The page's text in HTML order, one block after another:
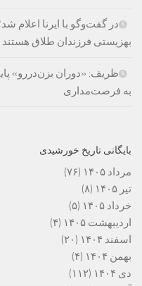
بهزیستی فرزندان طلاق هستند
ظریف: «دوران بزن‌دررو»
به فرصت‌مداری
بایگانی تاریخ خورشیدی
مرداد ۱۴۰۵
(۷۶)
تیر ۱۴۰۵
(۸)
خرداد ۱۴۰۵
(۵)
اردیبهشت ۱۴۰۵
(۴)
اسفند ۱۴۰۴
(۲۰)
بهمن ۱۴۰۴
(۴)
دی ۱۴۰۴
(۱۱۲)